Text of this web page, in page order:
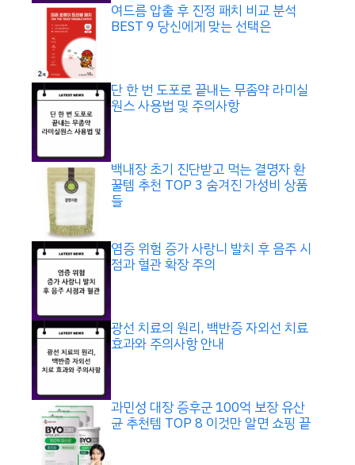
여드름 압출 후 진정 패치 비교 분석
BEST 9 당신에게 맞는 선택은
단 한 번 도포로 끝내는 무좀약 라미실
원스 사용법 및 주의사항
백내장 초기 진단받고 먹는 결명자 환
꿀템 추천 TOP 3 숨겨진 가성비 상품
들
염증 위험 증가 사랑니 발치 후 음주 시
점과 혈관 확장 주의
광선 치료의 원리, 백반증 자외선 치료
효과와 주의사항 안내
과민성 대장 증후군 100억 보장 유산
균 추천템 TOP 8 이것만 알면 쇼핑 끝